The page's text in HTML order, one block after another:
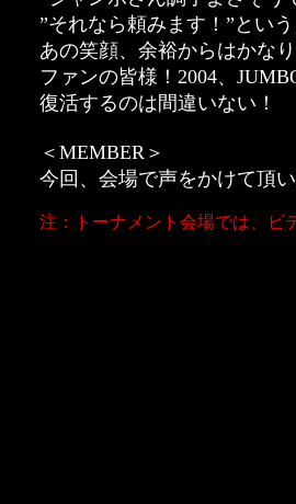
”それなら頼みます！”とい
あの笑顔、余裕からはかな
ファンの皆様！2004、
復活するのは間違いない！
＜MEMBER＞
今回、会場で声をかけて頂
注：トーナメント会場では、ビ